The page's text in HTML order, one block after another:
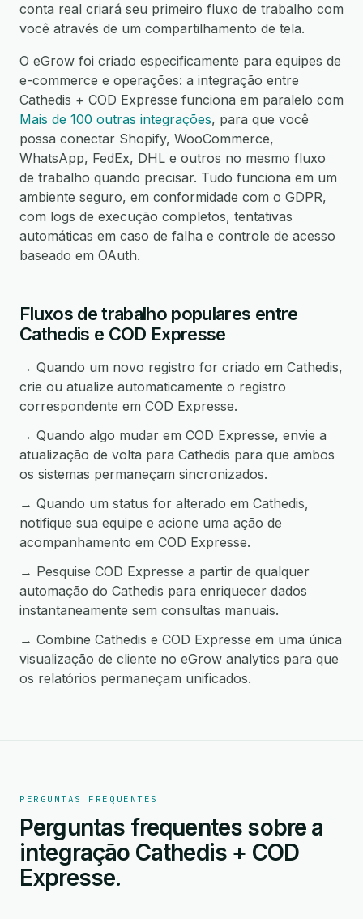
conta real criará seu primeiro fluxo de trabalho com
você através de um compartilhamento de tela.
O eGrow foi criado especificamente para equipes de
e-commerce e operações: a integração entre
Cathedis + COD Expresse funciona em paralelo com
Mais de 100 outras integrações, para que você
possa conectar Shopify, WooCommerce,
WhatsApp, FedEx, DHL e outros no mesmo fluxo
de trabalho quando precisar. Tudo funciona em um
ambiente seguro, em conformidade com o GDPR,
com logs de execução completos, tentativas
automáticas em caso de falha e controle de acesso
baseado em OAuth.
Fluxos de trabalho populares entre
Cathedis e COD Expresse
→ Quando um novo registro for criado em Cathedis,
crie ou atualize automaticamente o registro
correspondente em COD Expresse.
→ Quando algo mudar em COD Expresse, envie a
atualização de volta para Cathedis para que ambos
os sistemas permaneçam sincronizados.
→ Quando um status for alterado em Cathedis,
notifique sua equipe e acione uma ação de
acompanhamento em COD Expresse.
→ Pesquise COD Expresse a partir de qualquer
automação do Cathedis para enriquecer dados
instantaneamente sem consultas manuais.
→ Combine Cathedis e COD Expresse em uma única
visualização de cliente no eGrow analytics para que
os relatórios permaneçam unificados.
PERGUNTAS FREQUENTES
Perguntas frequentes sobre a
integração Cathedis + COD
Expresse.